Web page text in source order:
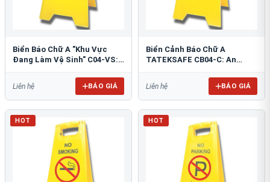
Biển Báo Chữ A "Khu Vực
Đang Làm Vệ Sinh" C04-VS:
Liên hệ BÁO GIÁ
Biển Cảnh Báo Chữ A
TATEKSAFE CB04-C: An
Liên hệ BÁO GIÁ
HOT HOT